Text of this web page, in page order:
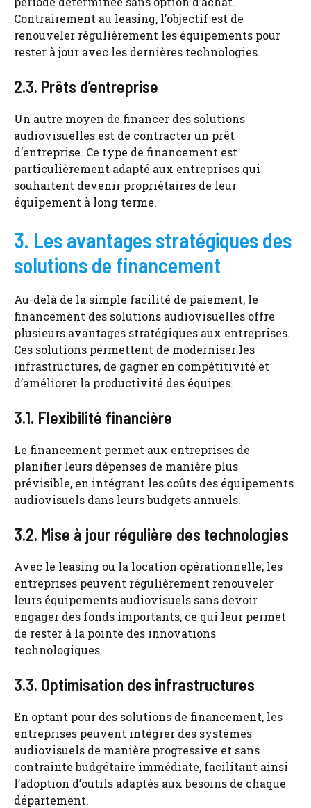
Contrairement au leasing, l’objectif est de
renouveler régulièrement les équipements pour
rester à jour avec les dernières technologies.
2.3. Prêts d’entreprise
Un autre moyen de financer des solutions
audiovisuelles est de contracter un prêt
d’entreprise. Ce type de financement est
particulièrement adapté aux entreprises qui
souhaitent devenir propriétaires de leur
équipement à long terme.
3. Les avantages stratégiques des
solutions de financement
Au-delà de la simple facilité de paiement, le
financement des solutions audiovisuelles offre
plusieurs avantages stratégiques aux entreprises.
Ces solutions permettent de moderniser les
infrastructures, de gagner en compétitivité et
d’améliorer la productivité des équipes.
3.1. Flexibilité financière
Le financement permet aux entreprises de
planifier leurs dépenses de manière plus
prévisible, en intégrant les coûts des équipements
audiovisuels dans leurs budgets annuels.
3.2. Mise à jour régulière des technologies
Avec le leasing ou la location opérationnelle, les
entreprises peuvent régulièrement renouveler
leurs équipements audiovisuels sans devoir
engager des fonds importants, ce qui leur permet
de rester à la pointe des innovations
technologiques.
3.3. Optimisation des infrastructures
En optant pour des solutions de financement, les
entreprises peuvent intégrer des systèmes
audiovisuels de manière progressive et sans
contrainte budgétaire immédiate, facilitant ainsi
l’adoption d’outils adaptés aux besoins de chaque
département.